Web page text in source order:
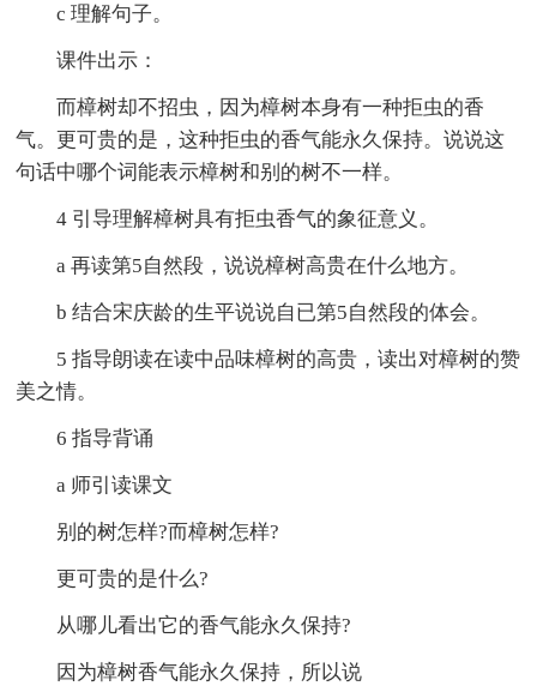
c 理解句子。
课件出示：
而樟树却不招虫，因为樟树本身有一种拒虫的香
气。更可贵的是，这种拒虫的香气能永久保持。说说这
句话中哪个词能表示樟树和别的树不一样。
4 引导理解樟树具有拒虫香气的象征意义。
a 再读第5自然段，说说樟树高贵在什么地方。
b 结合宋庆龄的生平说说自已第5自然段的体会。
5 指导朗读在读中品味樟树的高贵，读出对樟树的赞
美之情。
6 指导背诵
a 师引读课文
别的树怎样?而樟树怎样?
更可贵的是什么?
从哪儿看出它的香气能永久保持?
因为樟树香气能永久保持，所以说